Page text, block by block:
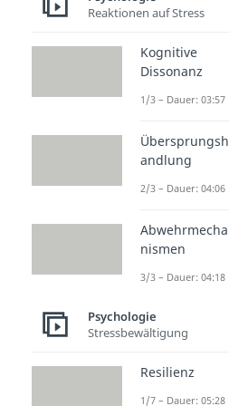
Reaktionen auf Stress
Kognitive
Dissonanz
1/3 – Dauer: 03:57
Übersprungsh
andlung
2/3 – Dauer: 04:06
Abwehrmecha
nismen
3/3 – Dauer: 04:18
Psychologie
Stressbewältigung
Resilienz
1/7 – Dauer: 05:28